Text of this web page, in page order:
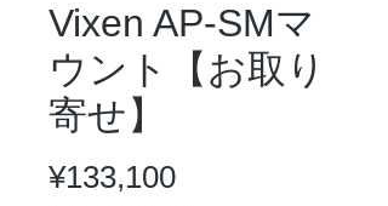
Vixen AP-SMマ
ウント【お取り
寄せ】
¥133,100Price